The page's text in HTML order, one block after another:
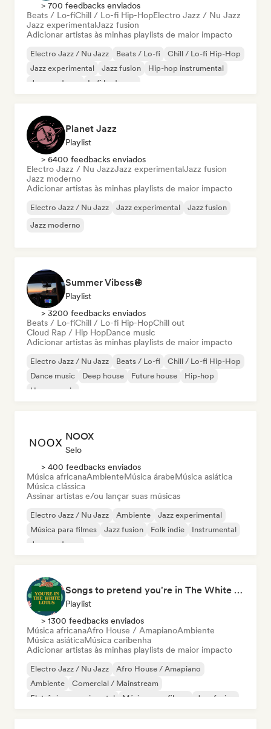
> 700 feedbacks enviados
Beats / Lo-fiChill / Lo-fi Hip-HopElectro Jazz / Nu Jazz
Jazz experimentalJazz fusion
Adicionar artistas às minhas playlists de maior impacto
Electro Jazz / Nu Jazz Beats / Lo-fi
Chill / Lo-fi Hip-Hop
Jazz experimental
Jazz fusion
Hip-hop instrumental
Jazz moderno
Lofi bedroom
Planet Jazz
Playlist
> 6400 feedbacks enviados
Electro Jazz / Nu JazzJazz experimentalJazz fusion
Jazz moderno
Adicionar artistas às minhas playlists de maior impacto
Electro Jazz / Nu Jazz Jazz experimental
Jazz fusion
Jazz moderno
Summer Vibess🪩
Playlist
> 3200 feedbacks enviados
Beats / Lo-fiChill / Lo-fi Hip-HopChill out
Cloud Rap / Hip HopDance music
Adicionar artistas às minhas playlists de maior impacto
Electro Jazz / Nu Jazz Beats / Lo-fi
Chill / Lo-fi Hip-Hop
Dance music
Deep house Future house
Hip-hop
House music
NOOX
Selo
> 400 feedbacks enviados
Música africanaAmbienteMúsica árabeMúsica asiática
Música clássica
Assinar artistas e/ou lançar suas músicas
Electro Jazz / Nu Jazz Ambiente
Jazz experimental
Música para filmes
Jazz fusion Folk indie
Instrumental
Jazz moderno
Songs to pretend you're in The White Lotus
Playlist
> 1300 feedbacks enviados
Música africanaAfro House / AmapianoAmbiente
Música asiáticaMúsica caribenha
Adicionar artistas às minhas playlists de maior impacto
Electro Jazz / Nu Jazz
Afro House / Amapiano
Ambiente
Comercial / Mainstream
Eletrônica experimental
Música para filmes
Jazz fusion